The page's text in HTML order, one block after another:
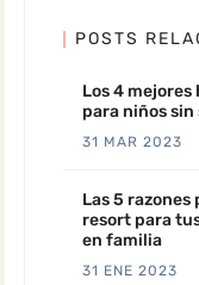
POSTS
Los 4
para niños sin
31 MAR 2023
Las 5 razones
resort para
en familia
31 ENE 2023